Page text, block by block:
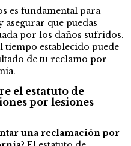
es fundamental para
asegurar que puedas
por los daños sufridos.
establecido puede
de tu reclamo por
el estatuto de
por lesiones
una reclamación por